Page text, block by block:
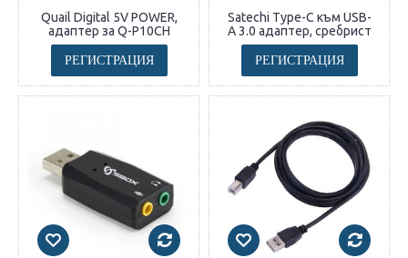
Quail Digital 5V POWER,
адаптер за Q-P10CH
РЕГИСТРАЦИЯ
Satechi Type-C към USB-
A 3.0 адаптер, сребрист
РЕГИСТРАЦИЯ